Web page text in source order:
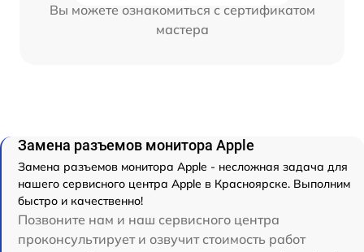
Вы можете ознакомиться с сертификатом
мастера
Замена разъемов монитора Apple
Замена разъемов монитора Apple - несложная задача для
нашего сервисного центра Apple в Красноярске. Выполним
быстро и качественно!
Позвоните нам и наш сервисного центра
проконсультирует и озвучит стоимость работ